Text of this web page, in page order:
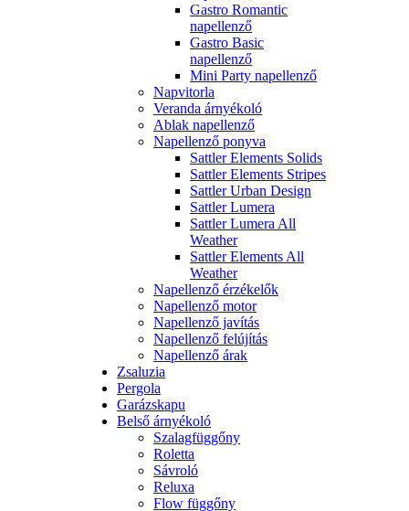
Gastro Romantic
napellenző
Gastro Basic
napellenző
Mini Party napellenző
Napvitorla
Veranda árnyékoló
Ablak napellenző
Napellenző ponyva
Sattler Elements Solids
Sattler Elements Stripes
Sattler Urban Design
Sattler Lumera
Sattler Lumera All
Weather
Sattler Elements All
Weather
Napellenző érzékelők
Napellenző motor
Napellenző javítás
Napellenző felújítás
Napellenző árak
Zsaluzia
Pergola
Garázskapu
Belső árnyékoló
Szalagfüggőny
Roletta
Sávroló
Reluxa
Flow függőny